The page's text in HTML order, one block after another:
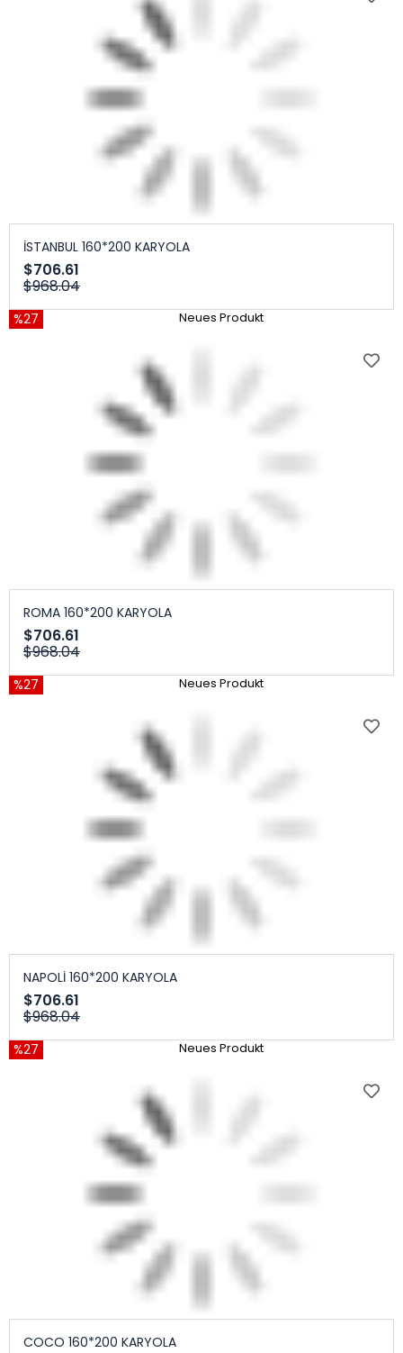
İSTANBUL 160*200 KARYOLA
$706.61
$968.04
%27 Neues Produkt
ROMA 160*200 KARYOLA
$706.61
$968.04
%27 Neues Produkt
NAPOLİ 160*200 KARYOLA
$706.61
$968.04
%27 Neues Produkt
COCO 160*200 KARYOLA